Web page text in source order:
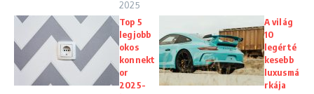
2025
Top 5
legjobb
okos
konnekt
or
2025-
A világ
10
legérté
kesebb
luxusmá
rkája